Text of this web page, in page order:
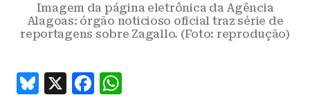
Imagem da página eletrônica da Agência
Alagoas: órgão noticioso oficial traz série de
reportagens sobre Zagallo. (Foto: reprodução)
B
X
F